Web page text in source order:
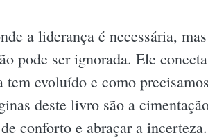
a liderança é necessária,
pode ser ignorada. Ele
tem evoluído e como
deste livro são a
conforto e abraçar a incerteza.